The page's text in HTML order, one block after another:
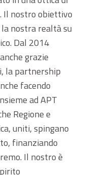
Il nostro obiettivo
nostra realtà su
Dal 2014
grazie
la partnership
facendo
ad APT
Regione e
uniti, spingano
finanziando
Il nostro è